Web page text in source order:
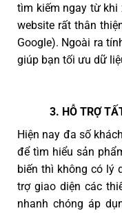
tìm kiếm ngay từ khi
website rất thân
Google). Ngoài ra
giúp bạn tối ưu dữ
3. HỖ TRỢ
Hiện nay đa số
để tìm hiểu sản
biến thì không có lý
trợ giao diện các
nhanh chóng áp